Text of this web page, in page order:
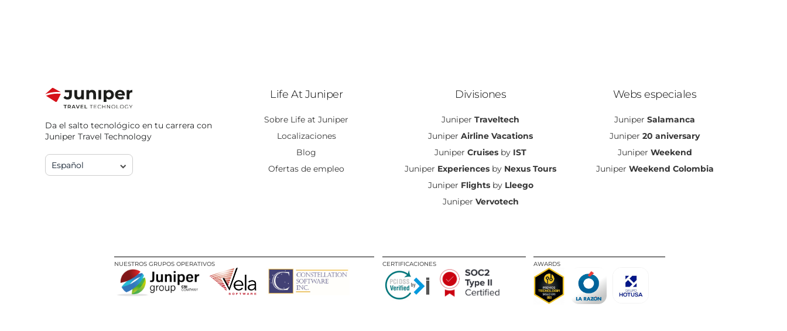
Da el salto tecnológico en tu carrera con
Juniper Travel Technology
Español
Life At Juniper
Sobre Life at Juniper
Localizaciones
Blog
Ofertas de empleo
Divisiones
JuniperTraveltech
JuniperAirline Vacations
JuniperCruises by IST
Juniper Experiences by Nexus Tours
Juniper Flightsby Lleego
Juniper Vervotech
Webs especiales
JuniperSalamanca
Juniper20 aniversary
Juniper Weekend
Juniper Weekend Colombia
NUESTROS GRUPOS OPERATIVOS CERTIFICACIONES AWARDS